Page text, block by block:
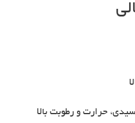
حرارت و رطوبت بالا